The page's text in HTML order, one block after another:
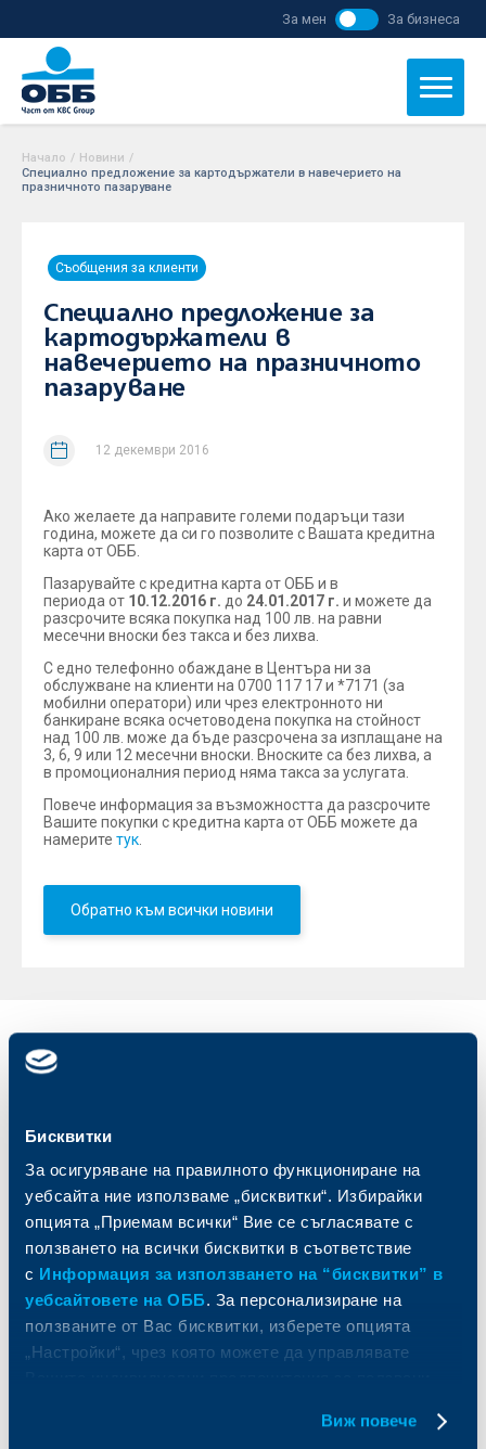
Бисквитки
За осигуряване на правилното функциониране на
уебсайта ние използваме „бисквитки“. Избирайки
опцията „Приемам всички“ Вие се съгласявате с
ползването на всички бисквитки в съответствие
с Информация за използването на “бисквитки” в
уебсайтовете на ОББ. За персонализиране на
ползваните от Вас бисквитки, изберете опцията
„Настройки“, чрез която можете да управлявате
Виж повече
За мен За бизнеса
Начало / Новини /
Специално предложение за картодържатели в навечерието на
празничното пазаруване
Съобщения за клиенти
Специално предложение за
картодържатели в
навечерието на празничното
пазаруване
12 декември 2016
Ако желаете да направите големи подаръци тази
година, можете да си го позволите с Вашата кредитна
карта от ОББ.
Пазарувайте с кредитна карта от ОББ и в
периода от 1 0.12.2016 г. до 24.01.2017 г. и можете да
разсрочите всяка покупка над 100 лв. на равни
месечни вноски без такса и без лихва.
С едно телефонно обаждане в Центъра ни за
обслужване на клиенти на 0700 117 17 и *7171 (за
мобилни оператори) или чрез електронното ни
банкиране всяка осчетоводена покупка на стойност
над 100 лв. може да бъде разсрочена за изплащане на
3, 6, 9 или 12 месечни вноски. Вноските са без лихва, а
в промоционалния период няма такса за услугата.
Повече информация за възможността да разсрочите
Вашите покупки с кредитна карта от ОББ можете да
намерите тук
Обратно към всички новини
Индивидуални
клиенти
Сметки и плащания
Кредити
Спестявания и инвестиции
Частно банкиране
Застраховки
Актуализация на клиентски данни
Търговско финансиране
ПОС терминали
Пазари, инвестиционно банкиране
Финансови институции и суверени
За ОББ Групата на KBC